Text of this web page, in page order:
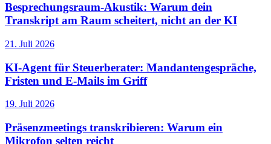
Besprechungsraum-Akustik: Warum dein
Transkript am Raum scheitert, nicht an der KI
21. Juli 2026
KI-Agent für Steuerberater: Mandantengespräche,
Fristen und E-Mails im Griff
19. Juli 2026
Präsenzmeetings transkribieren: Warum ein
Mikrofon selten reicht